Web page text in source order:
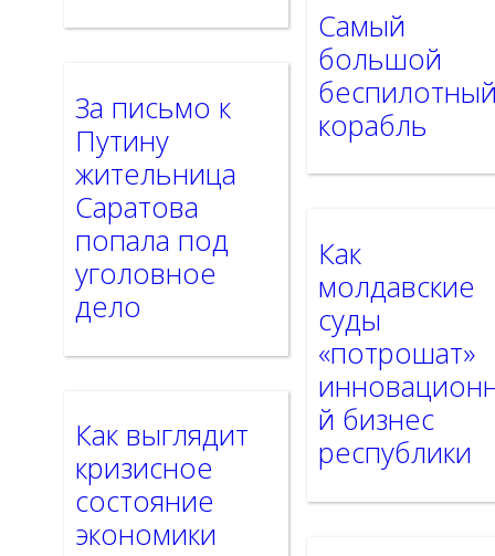
За письмо к
Путину
жительница
Саратова
попала под
уголовное
дело
Как выглядит
кризисное
состояние
экономики
Самый
большой
корабль
Как
молдавские
суды
«потрошат»
й бизнес
республики